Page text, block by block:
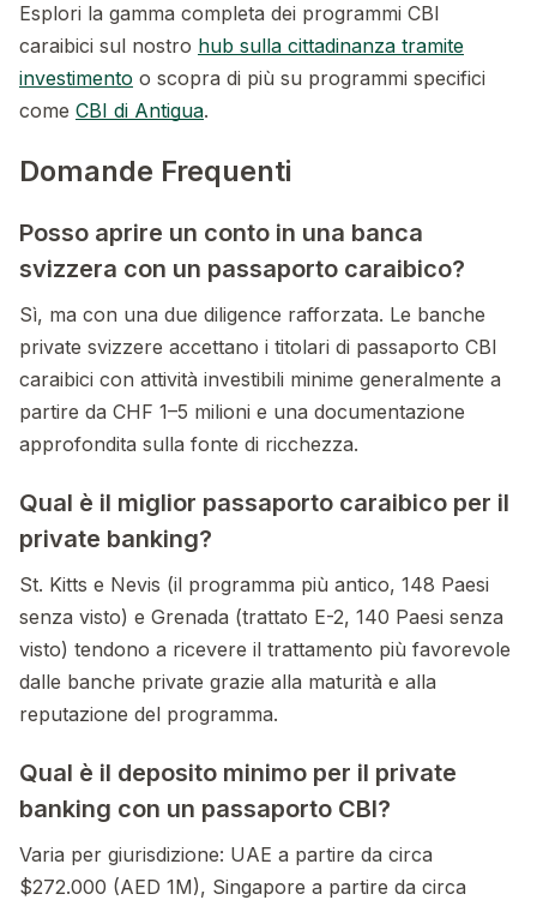
Esplori la gamma completa dei programmi CBI
caraibici sul nostro hub sulla cittadinanza tramite
investimento o scopra di più su programmi specifici
come CBI di Antigua.
Domande Frequenti
Posso aprire un conto in una banca
svizzera con un passaporto caraibico?
Sì, ma con una due diligence rafforzata. Le banche
private svizzere accettano i titolari di passaporto CBI
caraibici con attività investibili minime generalmente a
partire da CHF 1–5 milioni e una documentazione
approfondita sulla fonte di ricchezza.
Qual è il miglior passaporto caraibico per il
private banking?
St. Kitts e Nevis (il programma più antico, 148 Paesi
senza visto) e Grenada (trattato E-2, 140 Paesi senza
visto) tendono a ricevere il trattamento più favorevole
dalle banche private grazie alla maturità e alla
reputazione del programma.
Qual è il deposito minimo per il private
banking con un passaporto CBI?
Varia per giurisdizione: UAE a partire da circa
$272.000 (AED 1M), Singapore a partire da circa